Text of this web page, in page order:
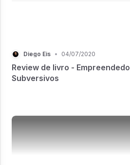
Diego Eis • 04/07/2020
Review de livro -
Subversivos